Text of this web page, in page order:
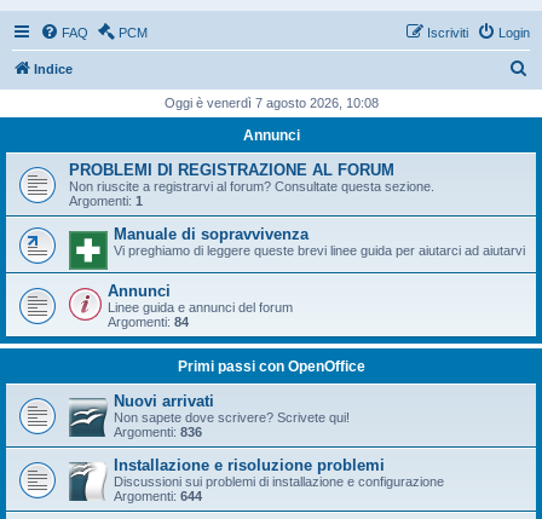
FAQ PCM Login
Iscriviti
Indice
c
Oggi è venerdì 7 agosto 2026, 10:08
Annunci
PROBLEMI DI REGISTRAZIONE AL FORUM
Non riuscite a registrarvi al forum? Consultate questa sezione.
Argomenti: 1
Manuale di sopravvivenza
Vi preghiamo di leggere queste brevi linee guida per aiutarci ad aiutarvi
Annunci
Linee guida e annunci del forum
Argomenti: 84
Primi passi con OpenOffice
Nuovi arrivati
Non sapete dove scrivere? Scrivete qui!
Argomenti: 836
Installazione e risoluzione problemi
Discussioni sui problemi di installazione e configurazione
Argomenti: 644